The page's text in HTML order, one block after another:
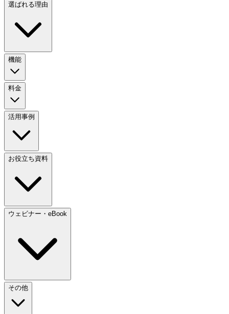
選ばれる理由
機能
料金
活用事例
お役立ち資料
ウェビナー・eBook
その他